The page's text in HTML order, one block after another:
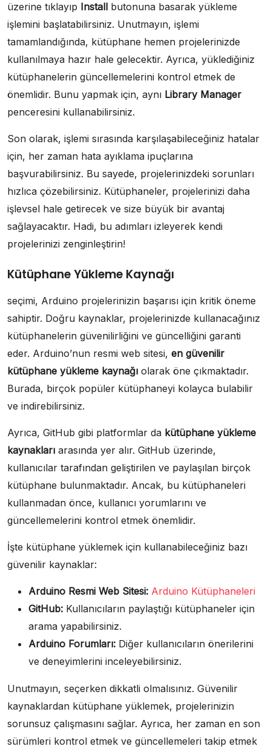
üzerine tıklayıp Install butonuna basarak yükleme
işlemini başlatabilirsiniz. Unutmayın, işlemi
tamamlandığında, kütüphane hemen projelerinizde
kullanılmaya hazır hale gelecektir. Ayrıca, yüklediğiniz
kütüphanelerin güncellemelerini kontrol etmek de
önemlidir. Bunu yapmak için, aynı Library Manager
penceresini kullanabilirsiniz.
Son olarak, işlemi sırasında karşılaşabileceğiniz hatalar
için, her zaman hata ayıklama ipuçlarına
başvurabilirsiniz. Bu sayede, projelerinizdeki sorunları
hızlıca çözebilirsiniz. Kütüphaneler, projelerinizi daha
işlevsel hale getirecek ve size büyük bir avantaj
sağlayacaktır. Hadi, bu adımları izleyerek kendi
projelerinizi zenginleştirin!
Kütüphane Yükleme Kaynağı
seçimi, Arduino projelerinizin başarısı için kritik öneme
sahiptir. Doğru kaynaklar, projelerinizde kullanacağınız
kütüphanelerin güvenilirliğini ve güncelliğini garanti
eder. Arduino’nun resmi web sitesi, en güvenilir
kütüphane yükleme kaynağı olarak öne çıkmaktadır.
Burada, birçok popüler kütüphaneyi kolayca bulabilir
ve indirebilirsiniz.
Ayrıca, GitHub gibi platformlar da kütüphane yükleme
kaynakları arasında yer alır. GitHub üzerinde,
kullanıcılar tarafından geliştirilen ve paylaşılan birçok
kütüphane bulunmaktadır. Ancak, bu kütüphaneleri
kullanmadan önce, kullanıcı yorumlarını ve
güncellemelerini kontrol etmek önemlidir.
İşte kütüphane yüklemek için kullanabileceğiniz bazı
güvenilir kaynaklar:
Arduino Resmi Web Sitesi: Arduino Kütüphaneleri
GitHub: Kullanıcıların paylaştığı kütüphaneler için
arama yapabilirsiniz.
Arduino Forumları: Diğer kullanıcıların önerilerini
ve deneyimlerini inceleyebilirsiniz.
Unutmayın, seçerken dikkatli olmalısınız. Güvenilir
kaynaklardan kütüphane yüklemek, projelerinizin
sorunsuz çalışmasını sağlar. Ayrıca, her zaman en son
sürümleri kontrol etmek ve güncellemeleri takip etmek